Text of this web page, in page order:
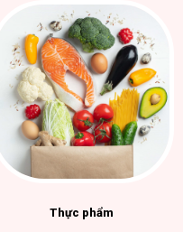
Thực phẩm